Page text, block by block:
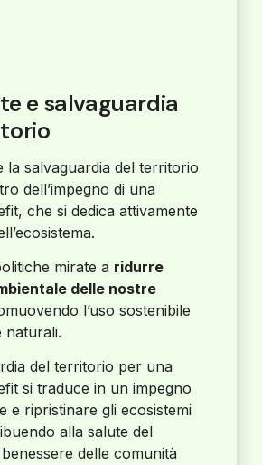
e salvaguardia
la salvaguardia del territorio
dell’impegno di una
che si dedica attivamente
mirate a ridurre
delle nostre
l’uso sostenibile
naturali.
del territorio per una
si traduce in un impegno
e ripristinare gli ecosistemi
alla salute del
delle comunità